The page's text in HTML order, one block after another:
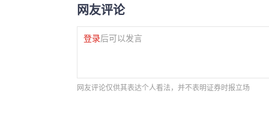
网友评论
登录后可以发言
网友评论仅供其表达个人看法，并不表明证券时报立场